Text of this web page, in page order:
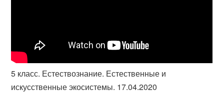
5 класс. Естествознание. Естественные и
искусственные экосистемы. 17.04.2020